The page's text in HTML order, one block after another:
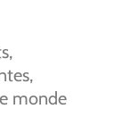
monde